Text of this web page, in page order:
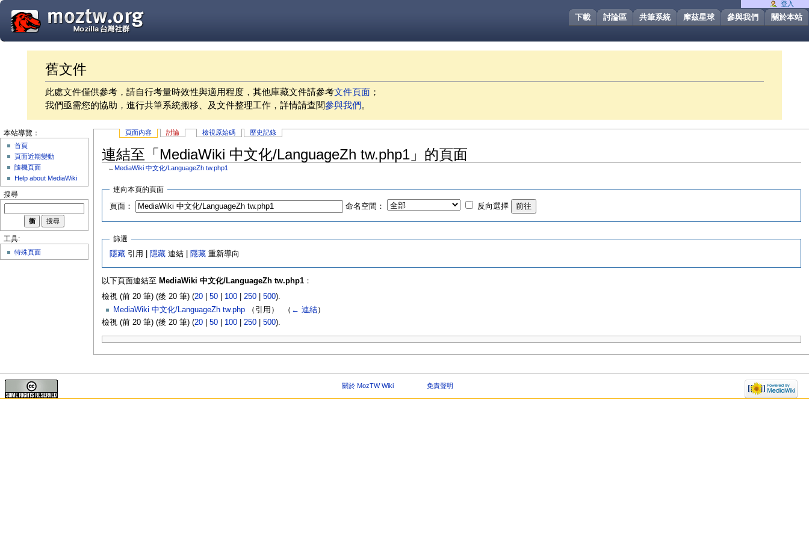
關於本站
參與我們
摩茲星球
共筆系統
討論區
下載
舊文件
此處文件僅供參考，請自行考量時效性與適用程度，其他庫藏文件請參考文件頁面 ；
我們亟需您的協助，進行共筆系統搬移、及文件整理工作，詳情請查閱參與我們。
頁面內容 討論 檢視原始碼 歷史記錄
連結至「MediaWiki 中文化/LanguageZh tw.php1」的頁面
← MediaWiki 中文化/LanguageZh tw.php1
連向本頁的頁面
頁面： 命名空間： 反向選擇
篩選
隱藏 引用 | 隱藏 連結 | 隱藏 重新導向
以下頁面連結至 MediaWiki 中文化/LanguageZh tw.php1：
檢視 (前 20 筆) (後 20 筆) (20| 50| 100| 250| 500).
MediaWiki 中文化/LanguageZh tw.php（引用） ‎ （ ← 連結）
檢視 (前 20 筆) (後 20 筆) (20| 50| 100| 250| 500).
登入
本站導覽：
首頁
頁面近期變動
隨機頁面
Help about MediaWiki
搜尋
工具:
特殊頁面
關於 MozTW Wiki 免責聲明